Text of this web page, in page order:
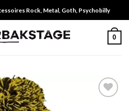
Rock, Metal, Goth, Psychobilly
0